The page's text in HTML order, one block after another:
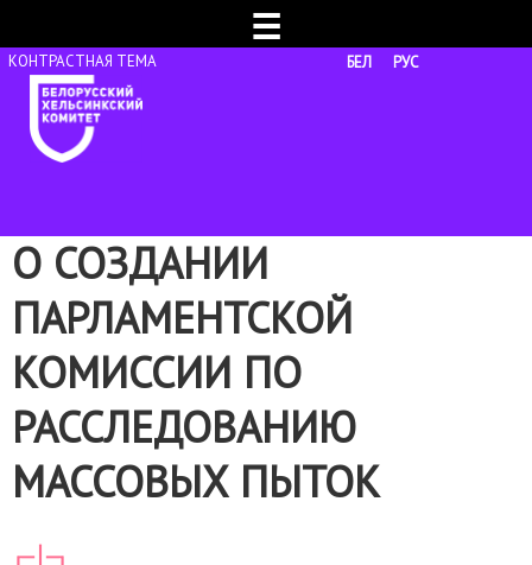
☰
БЕЛ РУС
О СОЗДАНИИ
ПАРЛАМЕНТСКОЙ
КОМИССИИ ПО
РАССЛЕДОВАНИЮ
МАССОВЫХ ПЫТОК